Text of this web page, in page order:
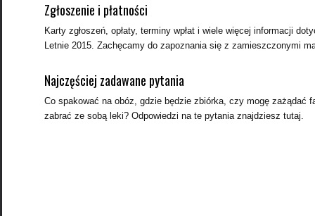
Zgłoszenie i płatności
Karty zgłoszeń, opłaty, terminy wpłat i wiele więcej informacji
Letnie 2015. Zachęcamy do zapoznania się z zamieszczonymi
Najczęściej zadawane pytania
Co spakować na obóz, gdzie będzie zbiórka, czy mogę zażądać
zabrać ze sobą leki? Odpowiedzi na te pytania znajdziesz tutaj.